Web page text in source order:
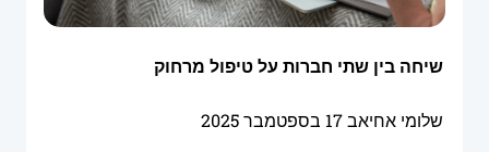
שיחה בין שתי חברות על טיפול מרחוק
שלומי אחיאב17 בספטמבר 2025